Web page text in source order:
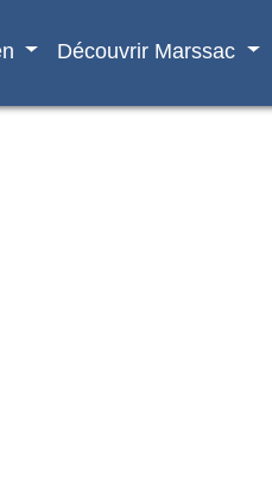
Découvrir Marssac